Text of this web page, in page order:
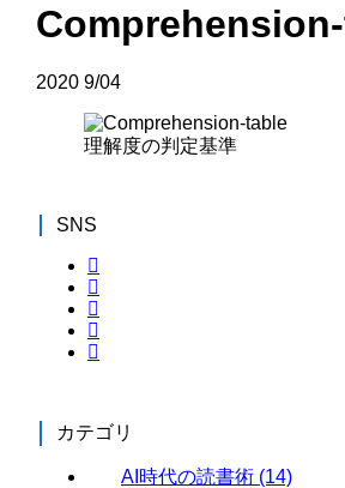
2020 9/04
理解度の判定基準
SNS
カテゴリ
AI時代の読書術 (14)